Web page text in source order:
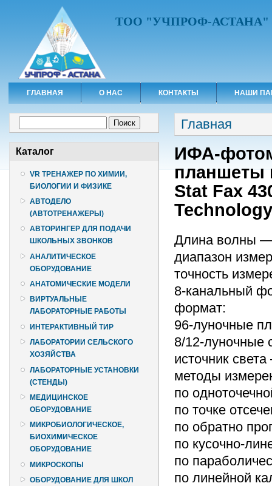
ТОО "УЧПРОФ-АСТАНА"
ГЛАВНАЯ О НАС КОНТАКТЫ НАШИ
Каталог
VR ТРЕНАЖЕР ПО ХИМИИ,
БИОЛОГИИ И ФИЗИКЕ
АВТОДЕЛО
(АВТОТРЕНАЖЕРЫ)
АВТОРИНГЕР ДЛЯ ПОДАЧИ
ШКОЛЬНЫХ ЗВОНКОВ
АНАЛИТИЧЕСКОЕ
ОБОРУДОВАНИЕ
АНАТОМИЧЕСКИЕ МОДЕЛИ
ВИРТУАЛЬНЫЕ
ЛАБОРАТОРНЫЕ РАБОТЫ
ИНТЕРАКТИВНЫЙ ТИР
ЛАБОРАТОРИИ СЕЛЬСКОГО
ХОЗЯЙСТВА
ЛАБОРАТОРНЫЕ УСТАНОВКИ
(СТЕНДЫ)
МЕДИЦИНСКОЕ
ОБОРУДОВАНИЕ
МИКРОБИОЛОГИЧЕСКОЕ,
БИОХИМИЧЕСКОЕ
ОБОРУДОВАНИЕ
МИКРОСКОПЫ
ОБОРУДОВАНИЕ ДЛЯ ШКОЛ
Вы здесь
Главная
ИФА-
планшеты
Stat Fax
Technology
Длина волны —
диапазон
точность
8-канальный
формат:
96-луночные
8/12-луночные
источник
методы
по
по точке
по обратно
по кусочно-
по
по линейной